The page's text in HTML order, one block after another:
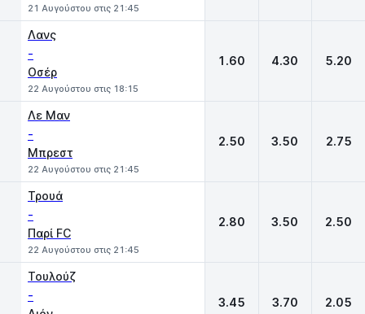
21 Αυγούστου στις 21:45
Λανς
-
Οσέρ
22 Αυγούστου στις 18:15
1.60 4.30 5.20
Λε Μαν
-
Μπρεστ
22 Αυγούστου στις 21:45
2.50 3.50 2.75
Τρουά
-
Παρί FC
22 Αυγούστου στις 21:45
2.80 3.50 2.50
Τουλούζ
- 3.45 3.70 2.05